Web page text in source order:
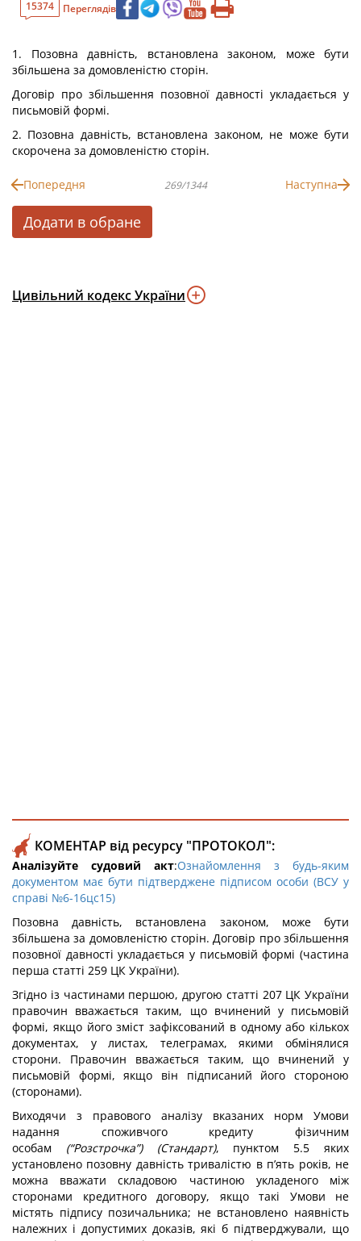
15374 Переглядів
1. Позовна давність, встановлена законом, може бути
збільшена за домовленістю сторін.
Договір про збільшення позовної давності укладається у
письмовій формі.
2. Позовна давність, встановлена законом, не може бути
скорочена за домовленістю сторін.
Попередня 269/1344 Наступна
Додати в обране
Цивільний кодекс України
КОМЕНТАР від ресурсу "ПРОТОКОЛ":
Аналізуйте судовий акт:Ознайомлення з будь-яким
документом має бути підтверджене підписом особи (ВСУ у
справі №6-16цс15)
Позовна давність, встановлена законом, може бути
збільшена за домовленістю сторін. Договір про збільшення
позовної давності укладається у письмовій формі (частина
перша статті 259 ЦК України).
Згідно із частинами першою, другою статті 207 ЦК України
правочин вважається таким, що вчинений у письмовій
формі, якщо його зміст зафіксований в одному або кількох
документах, у листах, телеграмах, якими обмінялися
сторони. Правочин вважається таким, що вчинений у
письмовій формі, якщо він підписаний його стороною
(сторонами).
Виходячи з правового аналізу вказаних норм Умови
надання споживчого кредиту фізичним
особам (“Розстрочка”) (Стандарт), пунктом 5.5 яких
установлено позовну давність тривалістю в п’ять років, не
можна вважати складовою частиною укладеного між
сторонами кредитного договору, якщо такі Умови не
містять підпису позичальника; не встановлено наявність
належних і допустимих доказів, які б підтверджували, що